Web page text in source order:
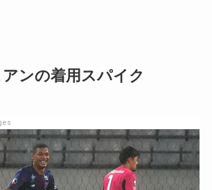
ンの着用スパイク